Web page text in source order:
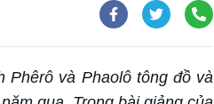
Phêrô và Phaolô tông đồ và